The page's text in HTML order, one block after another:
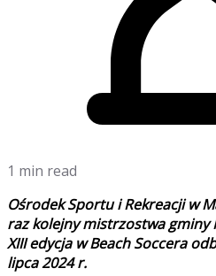
1 min read
Ośrodek Sportu i Rekreacji w
raz kolejny mistrzostwa gminy
XIII edycja w Beach Soccera
lipca 2024 r.